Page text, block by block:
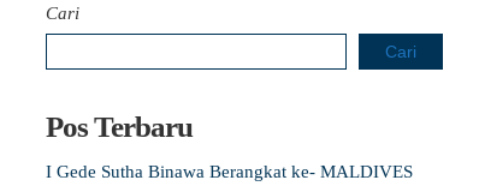
Cari
Cari
Pos Terbaru
I Gede Sutha Binawa Berangkat ke- MALDIVES